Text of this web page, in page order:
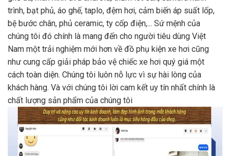
trình, bạt phủ, áo ghế, taplo, đệm hơi, cảm biến áp suất lốp,
bệ bước chân, phủ ceramic, ty cốp điện,... Sứ mệnh của
chúng tôi đó chính là mang đến cho người tiêu dùng Việt
Nam một trải nghiệm mới hơn về đồ phụ kiện xe hơi cũng
như cung cấp giải pháp bảo vệ chiếc xe hơi quý giá một
cách toàn diện. Chúng tôi luôn nỗ lực vì sự hài lòng của
khách hàng. Và với chúng tôi lời cam kết uy tín nhất chính là
chất lượng sản phẩm của chúng tôi